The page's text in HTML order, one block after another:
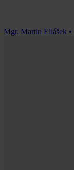
Mgr. Martin Eliášek •